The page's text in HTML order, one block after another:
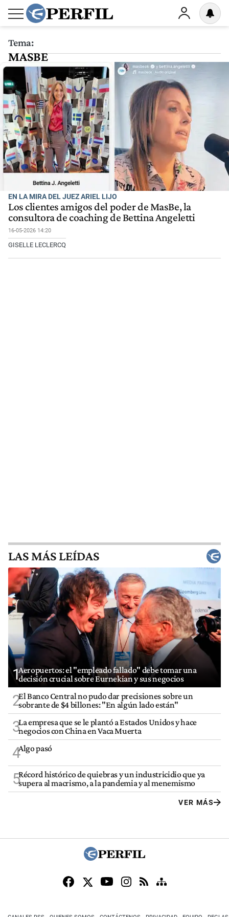
Tema:
MASBE
EN LA MIRA DEL JUEZ ARIEL LIJO
Los clientes amigos del poder de MasBe, la
consultora de coaching de Bettina Angeletti
16-05-2026 14:20
GISELLE LECLERCQ
LAS MÁS LEÍDAS
1Aeropuertos: el "empleado fallado" debe tomar una
decisión crucial sobre Eurnekian y sus negocios
2El Banco Central no pudo dar precisiones sobre un
sobrante de $4 billones: "En algún lado están"
3La empresa que se le plantó a Estados Unidos y hace
negocios con China en Vaca Muerta
4Algo pasó
5Récord histórico de quiebras y un industricidio que ya
supera al macrismo, a la pandemia y al menemismo
VER MÁS